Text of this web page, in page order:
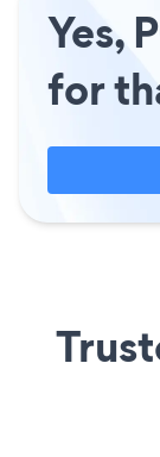
Yes,
for